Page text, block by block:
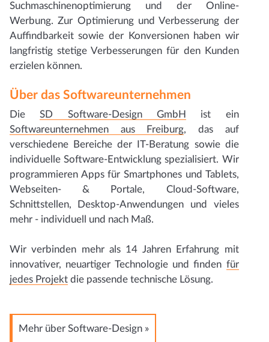
Suchmaschinenoptimierung und der Online-
Werbung. Zur Optimierung und Verbesserung der
Auffindbarkeit sowie der Konversionen haben wir
langfristig stetige Verbesserungen für den Kunden
erzielen können.
Über das Softwareunternehmen
DieSD Software-Design GmbH
ist ein
Softwareunternehmen aus Freiburg, das auf
verschiedene Bereiche der IT-Beratung sowie die
individuelle Software-Entwicklung spezialisiert. Wir
programmieren Apps für Smartphones und Tablets,
Webseiten- & Portale, Cloud-Software,
Schnittstellen, Desktop-Anwendungen und vieles
mehr - individuell und nach Maß.
Wir verbinden mehr als 14 Jahren Erfahrung mit
innovativer, neuartiger Technologie und finden für
jedes Projektdie passende technische Lösung.
Mehr über Software-Design »